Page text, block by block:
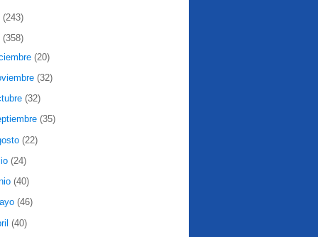
(243)
(358)
(20)
(32)
(32)
(35)
(22)
(24)
(40)
(46)
(40)